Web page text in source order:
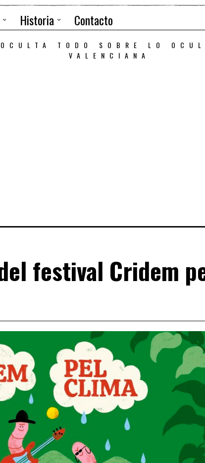
Historia Contacto
TODO SOBRE LO
VALENCIANA
festival Cridem